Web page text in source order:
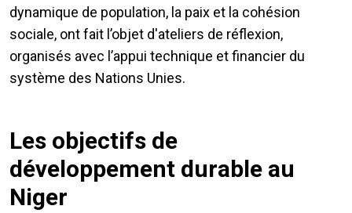
dynamique de population, la paix et la cohésion
sociale, ont fait l’objet d'ateliers de réflexion,
organisés avec l’appui technique et financier du
système des Nations Unies.
Les objectifs de
développement durable au
Niger